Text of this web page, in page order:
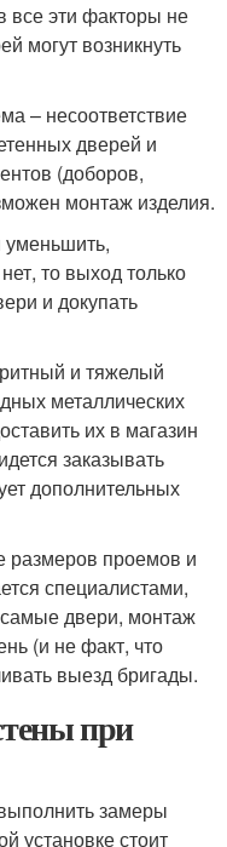
все эти факторы не
могут возникнуть
– несоответствие
дверей и
(доборов,
монтаж изделия.
то выход только
и докупать
и тяжелый
металлических
их в магазин
заказывать
дополнительных
размеров проемов и
специалистами,
двери, монтаж
(и не факт, что
выезд бригады.
при
замеры
установке стоит